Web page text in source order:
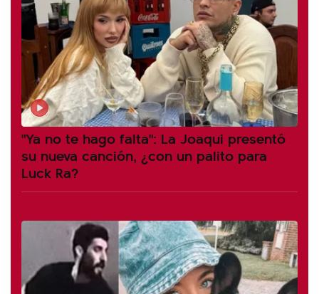
"Ya no te hago falta": La Joaqui presentó
su nueva canción, ¿con un palito para
Luck Ra?